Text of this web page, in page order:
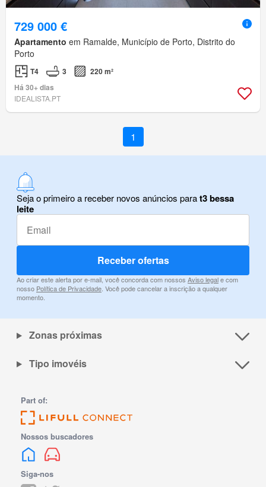
729 000 €
Apartamento em Ramalde, Município de Porto, Distrito do
Porto
T4 3
220 m²
Há 30+ dias
IDEALISTA.PT
1
Seja o primeiro a receber novos anúncios parat3 bessa
leite
Receber ofertas
Ao criar este alerta por e-mail, você concorda com nossos Aviso legale com
nosso Política de Privacidade. Você pode cancelar a inscrição a qualquer
momento.
Zonas próximas
Tipo imovéis
Part of:
Nossos buscadores
Siga-nos